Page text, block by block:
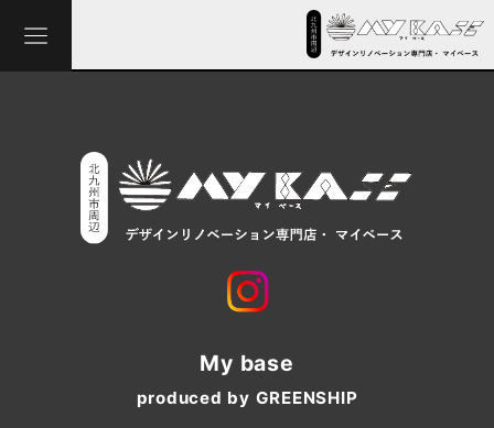
My base
produced by GREENSHIP